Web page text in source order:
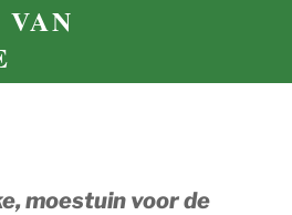
moestuin voor de